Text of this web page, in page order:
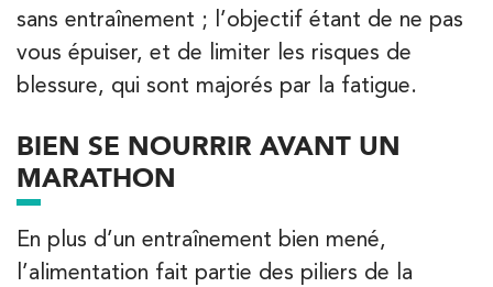
sans entraînement ; l’objectif étant de ne pas
vous épuiser, et de limiter les risques de
blessure, qui sont majorés par la fatigue.
BIEN SE NOURRIR AVANT UN
MARATHON
En plus d’un entraînement bien mené,
l’alimentation fait partie des piliers de la
28 Rue Velpeau 92160 Antony
01 76 21 71 41
PRENEZ RDV SUR
PRENEZ RDV SUR
74 Bd Haussmann 75008 Paris
Kinésithérapie